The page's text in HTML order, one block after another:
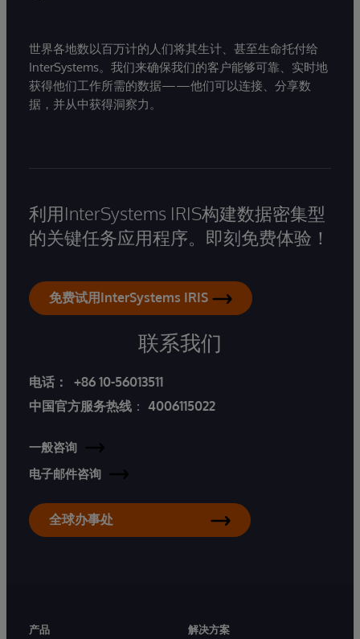
世界各地数以百万计的人们将其生计、甚至生命托付给
InterSystems。我们来确保我们的客户能够可靠、实时地
获得他们工作所需的数据——他们可以连接、分享数
据，并从中获得洞察力。
利用InterSystems IRIS构建数据密集型
的关键任务应用程序。即刻免费体验！
免费试用InterSystems IRIS
联系我们
电话：
+86 10-56013511
中国官方服务热线 ： 4006115022
一般咨询
电子邮件咨询
全球办事处
产品
解决方案